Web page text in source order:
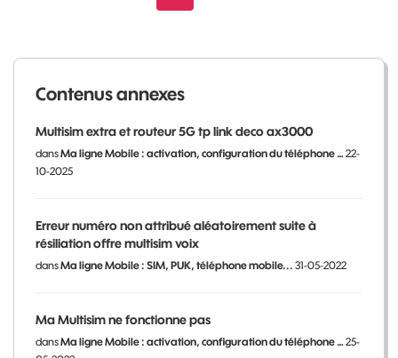
Contenus annexes
Multisim extra et routeur 5G tp link deco ax3000
dansMa ligne Mobile : activation, configuration du téléphone … 22-
10-2025
Erreur numéro non attribué aléatoirement suite à
résiliation offre multisim voix
dansMa ligne Mobile : SIM, PUK, téléphone mobile... 31-05-2022
Ma Multisim ne fonctionne pas
dansMa ligne Mobile : activation, configuration du téléphone … 25-